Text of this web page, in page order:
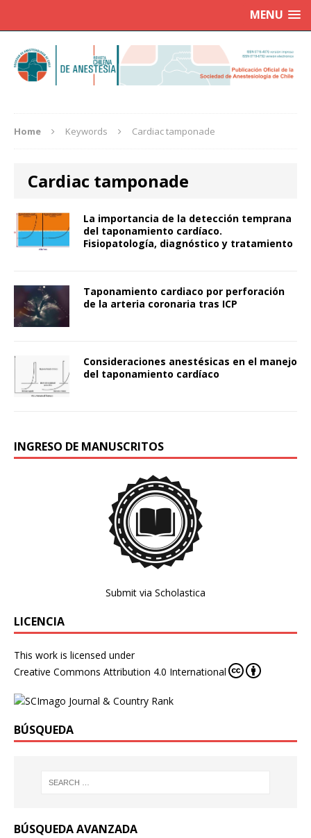
MENU
Home Keywords Cardiac tamponade
Cardiac tamponade
La importancia de la detección temprana
del taponamiento cardíaco.
Fisiopatología, diagnóstico y tratamiento
Taponamiento cardiaco por perforación
de la arteria coronaria tras ICP
Consideraciones anestésicas en el manejo
del taponamiento cardíaco
INGRESO DE MANUSCRITOS
Submit via Scholastica
LICENCIA
This work is licensed under
Creative Commons Attribution 4.0 International
BÚSQUEDA
BÚSQUEDA AVANZADA